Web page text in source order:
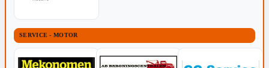
SERVICE - MOTOR